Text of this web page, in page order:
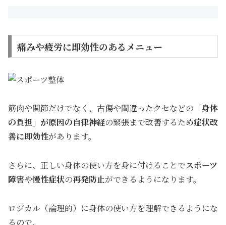
痛みや疲労に即効性のあるメニュー
筋肉や関節だけでなく、古傷や間違ったクセなどの 「身体
の負担」が原因の自律神経の緊張まで改善するため症状改
善に即効性があります。
さらに、正しい身体の使い方を身に付けることでスポーツ
障害や慢性症状の再発防止ができるようになります。
ロジカル（論理的）に身体の使い方を理解できるようにな
るので、